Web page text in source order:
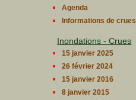
Agenda
Informations de crues
Inondations - Crues
15 janvier 2025
26 février 2024
15 janvier 2016
8 janvier 2015